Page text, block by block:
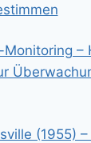
Monitoring –
(1955)